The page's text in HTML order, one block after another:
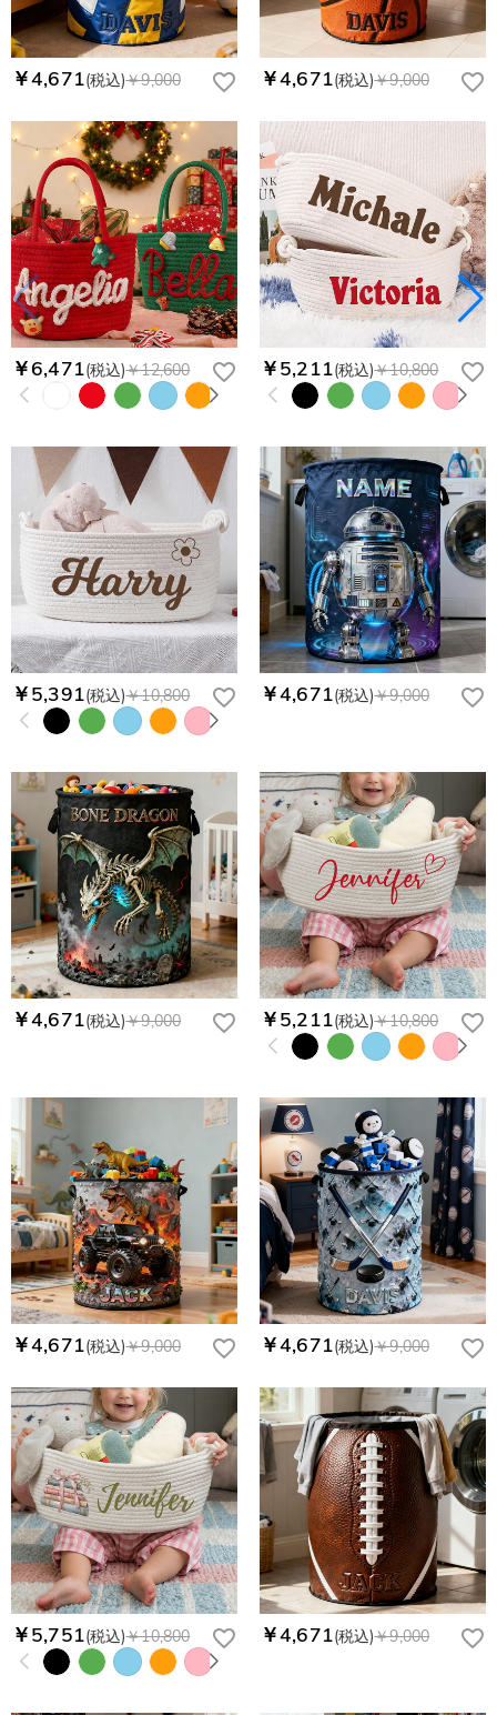
￥4,671(税込)￥9,000 ￥4,671(税込)￥9,000
￥6,471(税込)￥12,600 ￥5,211(税込)￥10,800
￥5,391(税込)￥10,800 ￥4,671(税込)￥9,000
￥4,671(税込)￥9,000 ￥5,211(税込)￥10,800
￥4,671(税込)￥9,000 ￥4,671(税込)￥9,000
￥5,751(税込)￥10,800 ￥4,671(税込)￥9,000